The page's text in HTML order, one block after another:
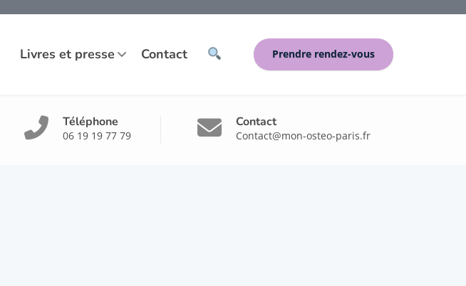
Livres et presse Contact Prendre rendez-vous
Téléphone
06 19 19 77 79
Contact
Contact@mon-osteo-paris.fr